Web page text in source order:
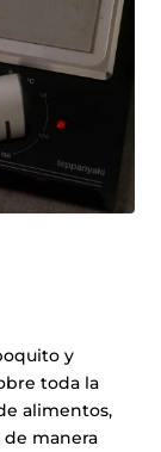
y
toda la
alimentos,
de manera